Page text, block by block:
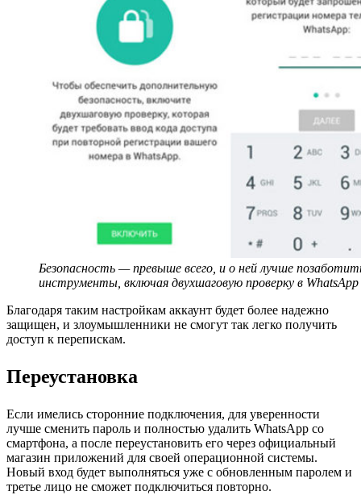
Безопасность — превыше всего, и о ней лучше
инструменты, включая двухшаговую проверку в WhatsApp
Благодаря таким настройкам аккаунт будет более надежно
защищен, и злоумышленники не смогут так легко получить
доступ к перепискам.
Переустановка
Если имелись сторонние подключения, для уверенности
лучше сменить пароль и полностью удалить WhatsApp со
смартфона, а после переустановить его через официальный
магазин приложений для своей операционной системы.
Новый вход будет выполняться уже с обновленным паролем и
третье лицо не сможет подключиться повторно.